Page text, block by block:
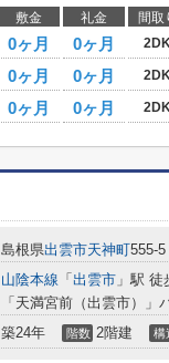
敷金 礼金 間取
0ヶ月 0ヶ月
0ヶ月 0ヶ月
0ヶ月 0ヶ月
島根県出雲市天神町555-5
山陰本線 「 出雲市 」駅 徒
「天満宮前（出雲市）
築24年 階数 2階建 構